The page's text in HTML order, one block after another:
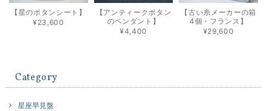
【星のボタンシート】
¥23,600
【アンティークボタン
のペンダント】
¥4,400
【古い糸メーカーの箱
4個・フランス】
¥29,600
Category
星座早見盤